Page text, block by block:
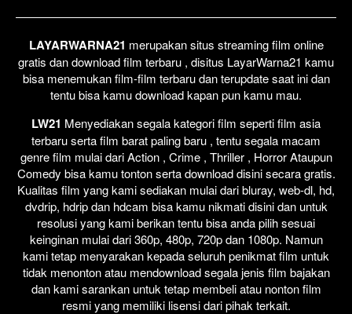
LAYARWARNA21 merupakan situs streaming film online
gratis dan download film terbaru , disitus LayarWarna21 kamu
bisa menemukan film-film terbaru dan terupdate saat ini dan
tentu bisa kamu download kapan pun kamu mau.
LW21 Menyediakan segala kategori film seperti film asia
terbaru serta film barat paling baru , tentu segala macam
genre film mulai dari Action , Crime , Thriller , Horror Ataupun
Comedy bisa kamu tonton serta download disini secara gratis.
Kualitas film yang kami sediakan mulai dari bluray, web-dl, hd,
dvdrip, hdrip dan hdcam bisa kamu nikmati disini dan untuk
resolusi yang kami berikan tentu bisa anda pilih sesuai
keinginan mulai dari 360p, 480p, 720p dan 1080p. Namun
kami tetap menyarakan kepada seluruh penikmat film untuk
tidak menonton atau mendownload segala jenis film bajakan
dan kami sarankan untuk tetap membeli atau nonton film
resmi yang memiliki lisensi dari pihak terkait.